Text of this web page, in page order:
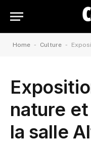
Home - Culture -
nature
la salle